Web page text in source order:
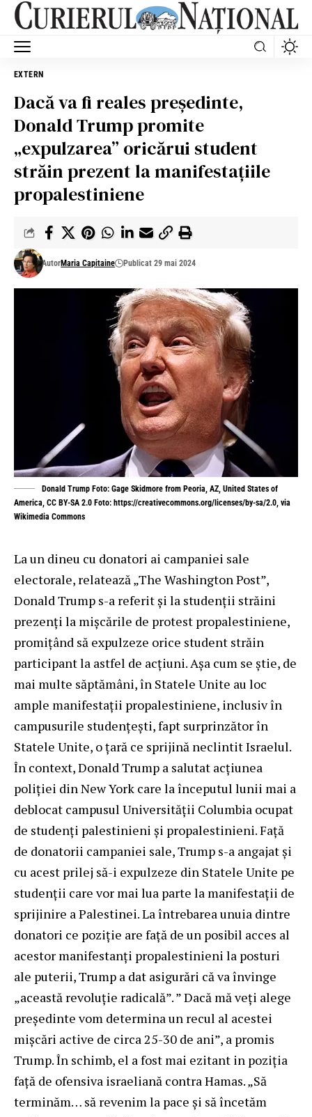
EXTERN
Dacă va fi reales președinte,
Donald Trump promite
„expulzarea” oricărui student
străin prezent la manifestațiile
propalestiniene
AutorMaria Capitaine Publicat 29 mai 2024
Donald Trump Foto: Gage Skidmore from Peoria, AZ, United States of
America, CC BY-SA 2.0 Foto: https://creativecommons.org/licenses/by-sa/2.0, via
Wikimedia Commons
La un dineu cu donatori ai campaniei sale
electorale, relatează „The Washington Post”,
Donald Trump s-a referit și la studenții străini
prezenți la mișcările de protest propalestiniene,
promițând să expulzeze orice student străin
participant la astfel de acțiuni. Așa cum se știe, de
mai multe săptămâni, în Statele Unite au loc
ample manifestații propalestiniene, inclusiv în
campusurile studențești, fapt surprinzător în
Statele Unite, o țară ce sprijină neclintit Israelul.
În context, Donald Trump a salutat acțiunea
poliției din New York care la începutul lunii mai a
deblocat campusul Universității Columbia ocupat
de studenți palestinieni și propalestinieni. Față
de donatorii campaniei sale, Trump s-a angajat și
cu acest prilej să-i expulzeze din Statele Unite pe
studenții care vor mai lua parte la manifestații de
sprijinire a Palestinei. La întrebarea unuia dintre
donatori ce poziție are față de un posibil acces al
acestor manifestanți propalestinieni la posturi
ale puterii, Trump a dat asigurări că va învinge
„această revoluție radicală”. ” Dacă mă veți alege
președinte vom determina un recul al acestei
mișcări active de circa 25-30 de ani”, a promis
Trump. În schimb, el a fost mai ezitant in poziția
față de ofensiva israeliană contra Hamas. „Să
terminăm… să revenim la pace și să încetăm